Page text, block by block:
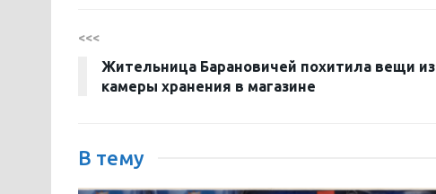
<<<
Жительница Барановичей похитила вещи из
камеры хранения в магазине
В тему